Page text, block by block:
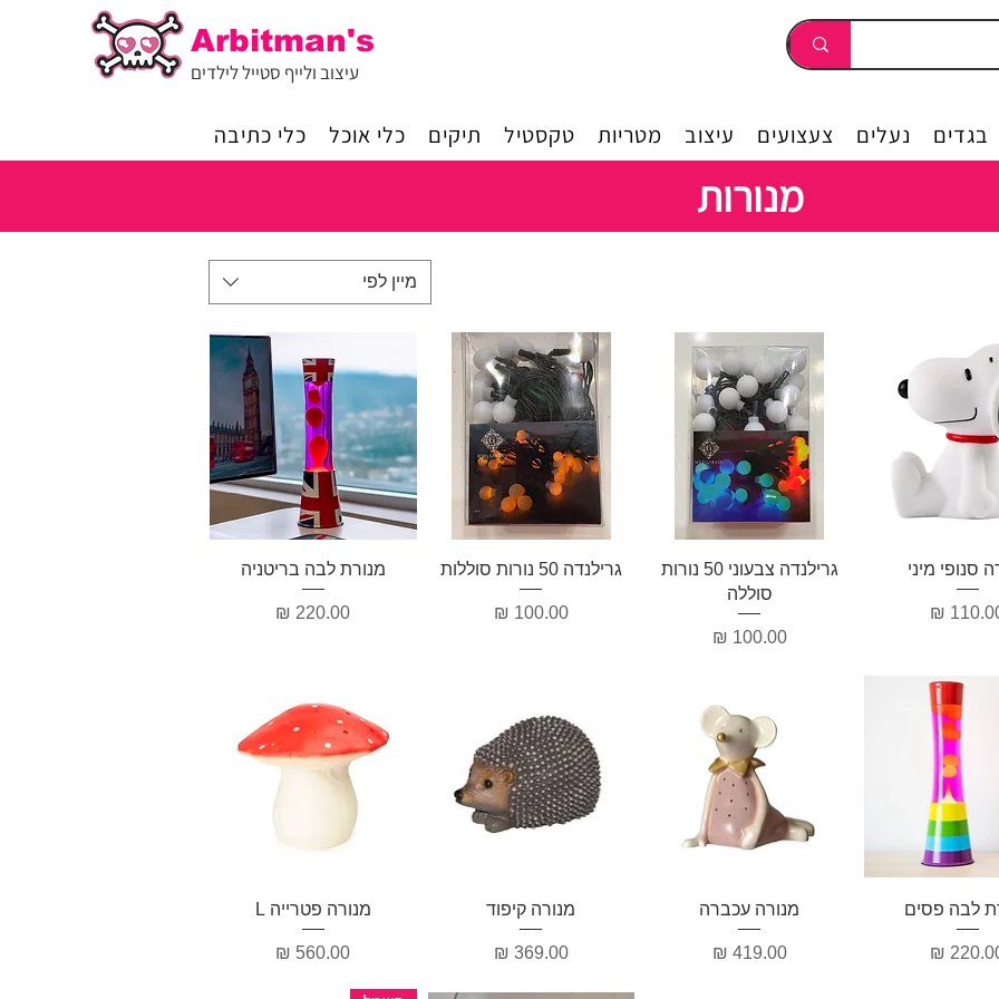
Arbitman's
עיצוב ולייף סטייל לילדים
בגדים נעלים צעצועים עיצוב מטריות טקסטיל תיקים כלי אוכל כלי כתיבה
מנורות
מיין לפי
מהירה
סנופי מיני תצוגה מהירה גרילנדה צבעוני 50 נורות
סוללה
מחיר‏100.00 ‏₪
תצוגה מהירהגרילנדה 50 נורות סוללות
מחיר‏100.00 ‏₪
תצוגה מהירה
מנורת לבה בריטניה
מחיר
מהירה
לבה פסים תצוגה מהירה
מנורה עכברה
מחיר‏419.00 ‏₪
תצוגה מהירה
מנורה קיפוד
מחיר‏369.00 ‏₪
תצוגה מהירה
מנורה פטרייה L
מחיר